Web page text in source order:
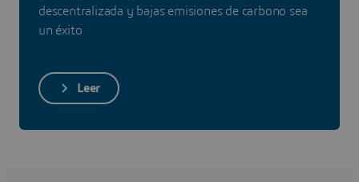
descentralizada y bajas emisiones de carbono sea
un éxito
Leer